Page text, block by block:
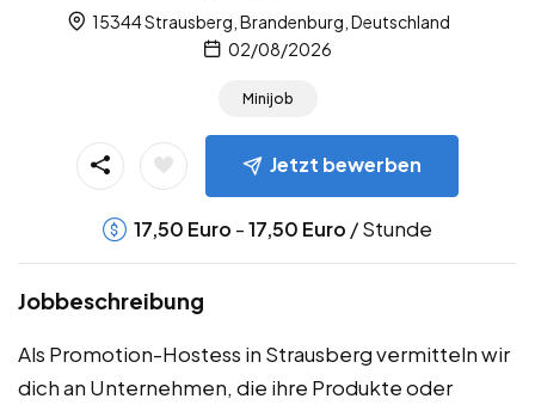
15344 Strausberg, Brandenburg, Deutschland
02/08/2026
Minijob
Jetzt bewerben
17,50 Euro -17,50 Euro / Stunde
Jobbeschreibung
Als Promotion-Hostess in Strausberg vermitteln wir
dich an Unternehmen, die ihre Produkte oder